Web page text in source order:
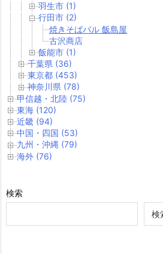
羽生市 (1)
行田市 (2)
焼きそばバル 飯島屋
古沢商店
飯能市 (1)
千葉県 (36)
東京都 (453)
神奈川県 (78)
甲信越・北陸 (75)
東海 (120)
近畿 (94)
中国・四国 (53)
九州・沖縄 (79)
海外 (76)
検索
検